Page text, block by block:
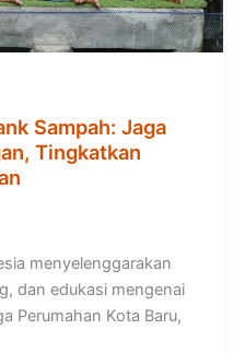
Sampah: Jaga
Tingkatkan
menyelenggarakan
dan edukasi mengenai
Perumahan Kota Baru,